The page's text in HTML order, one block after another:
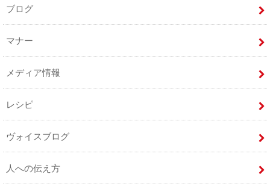
ブログ
マナー
メディア情報
レシピ
ヴォイスブログ
人への伝え方